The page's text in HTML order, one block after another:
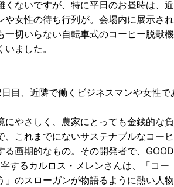
くないですが、特に平日のお昼時は、近
や女性の待ち行列が。会場内に展示され
一切いらない自転車式のコーヒー脱穀機
ました。
目、近隣で働くビジネスマンや女性
にやさしく、農家にとっても金銭的な負
、これまでにないサステナブルなコーヒ
る画期的なもの。その開発者で、GOOD
するカルロス・メレンさんは、「コー
」のスローガンが物語るように熱い人物